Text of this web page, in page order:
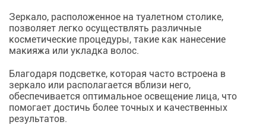
Зеркало, расположенное на туалетном столике,
позволяет легко осуществлять различные
косметические процедуры, такие как нанесение
макияжа или укладка волос.
Благодаря подсветке, которая часто встроена в
зеркало или располагается вблизи него,
обеспечивается оптимальное освещение лица, что
помогает достичь более точных и качественных
результатов.